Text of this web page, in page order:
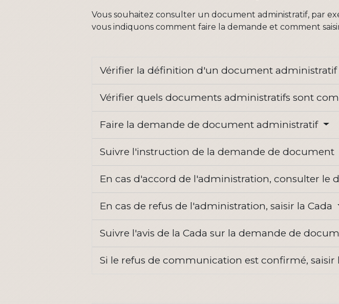
Vous souhaitez consulter un document administratif, par
vous indiquons comment faire la demande et comment
Vérifier la définition d'un document administratif
Vérifier quels documents administratifs sont
Faire la demande de document administratif
Suivre l'instruction de la demande de document
En cas d'accord de l'administration, consulter le
En cas de refus de l'administration, saisir la Cada
Suivre l'avis de la Cada sur la demande de
Si le refus de communication est confirmé, saisir